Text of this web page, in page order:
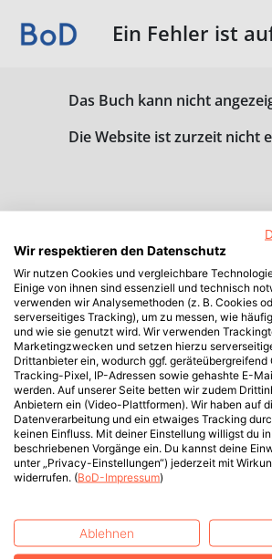
Ein Fehler ist
Das Buch kann nicht
Die Website ist zurzeit nicht
Wir respektieren den Datenschutz
Wir nutzen Cookies und vergleichbare
Einige von ihnen sind essenziell und technisch
verwenden wir Analysemethoden (z. B. Cookies
serverseitiges Tracking), um zu messen, wie
und wie sie genutzt wird. Wir verwenden
Marketingzwecken und setzen hierzu
Drittanbieter ein, wodurch ggf. geräteübergreifend
Tracking-Pixel, IP-Adressen sowie gehashte E-
werden. Auf unserer Seite betten wir zudem
Anbietern ein (Video-Plattformen). Wir haben auf
Datenverarbeitung und ein etwaiges Tracking
keinen Einfluss. Mit deiner Einstellung willigst du
beschriebenen Vorgänge ein. Du kannst deine
unter „Privacy-Einstellungen“) jederzeit mit
widerrufen. (BoD-Impressum)
Ablehnen